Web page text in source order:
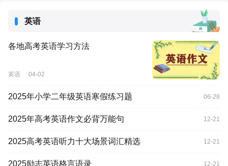
英语
各地高考英语学习方法
英语 04-02
2025年小学二年级英语寒假练习题 06-28
2025年高考英语作文必背万能句 12-21
2025高考英语听力十大场景词汇精选 12-21
2025励志英语格言语录 12-21